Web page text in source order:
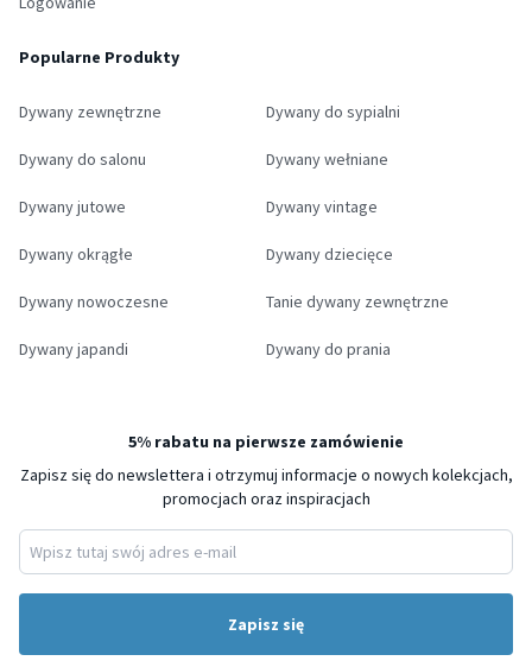
Popularne Produkty
Dywany zewnętrzne Dywany do sypialni
Dywany do salonu Dywany wełniane
Dywany jutowe Dywany vintage
Dywany okrągłe Dywany dziecięce
Dywany nowoczesne Tanie dywany zewnętrzne
Dywany japandi Dywany do prania
5% rabatu na pierwsze zamówienie
Zapisz się do newslettera i otrzymuj informacje o nowych kolekcjach,
promocjach oraz inspiracjach
Zapisz się